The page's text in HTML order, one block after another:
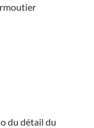
du détail du